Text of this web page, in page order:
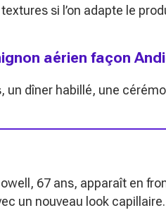
si l’on adapte le
aérien façon
un dîner habillé, une
67 ans, apparaît en
un nouveau look capillaire.